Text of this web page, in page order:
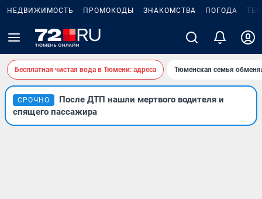
НЕДВИЖИМОСТЬ ПРОМОКОДЫ ЗНАКОМСТВА ПОГОДА
Бесплатная чистая вода в Тюмени: адреса Тюменская семья
СРОЧНО
После ДТП нашли мертвого водителя и
спящего пассажира